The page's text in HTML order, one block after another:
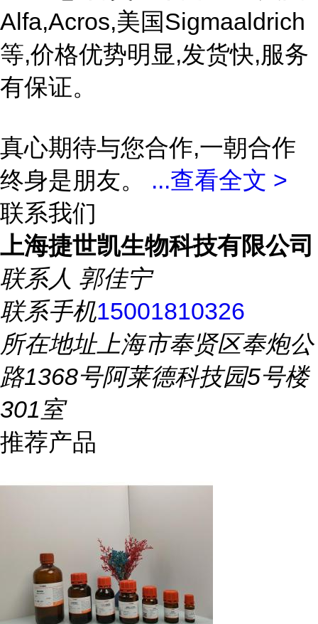
Alfa,Acros,美国Sigmaaldrich
等,价格优势明显,发货快,服务
有保证。
真心期待与您合作,一朝合作
终身是朋友。 ...查看全文 >
联系我们
上海捷世凯生物科技有限公司
联系人 郭佳宁
联系手机15001810326
所在地址上海市奉贤区奉炮公
路1368号阿莱德科技园5号楼
301室
推荐产品